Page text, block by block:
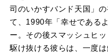
司のいかすバンド天国」
て、1990年「幸せである
ー。その後スマッシュヒ
駆け抜ける彼らは、一度